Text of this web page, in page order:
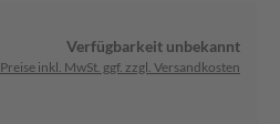
Verfügbarkeit unbekannt
Preise inkl. MwSt. ggf. zzgl. Versandkosten